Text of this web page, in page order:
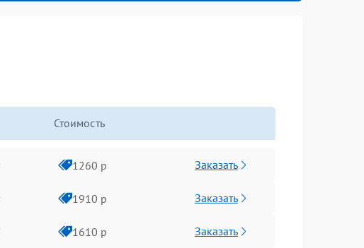
Стоимость
1260 р Заказать
1910 р Заказать
1610 р Заказать